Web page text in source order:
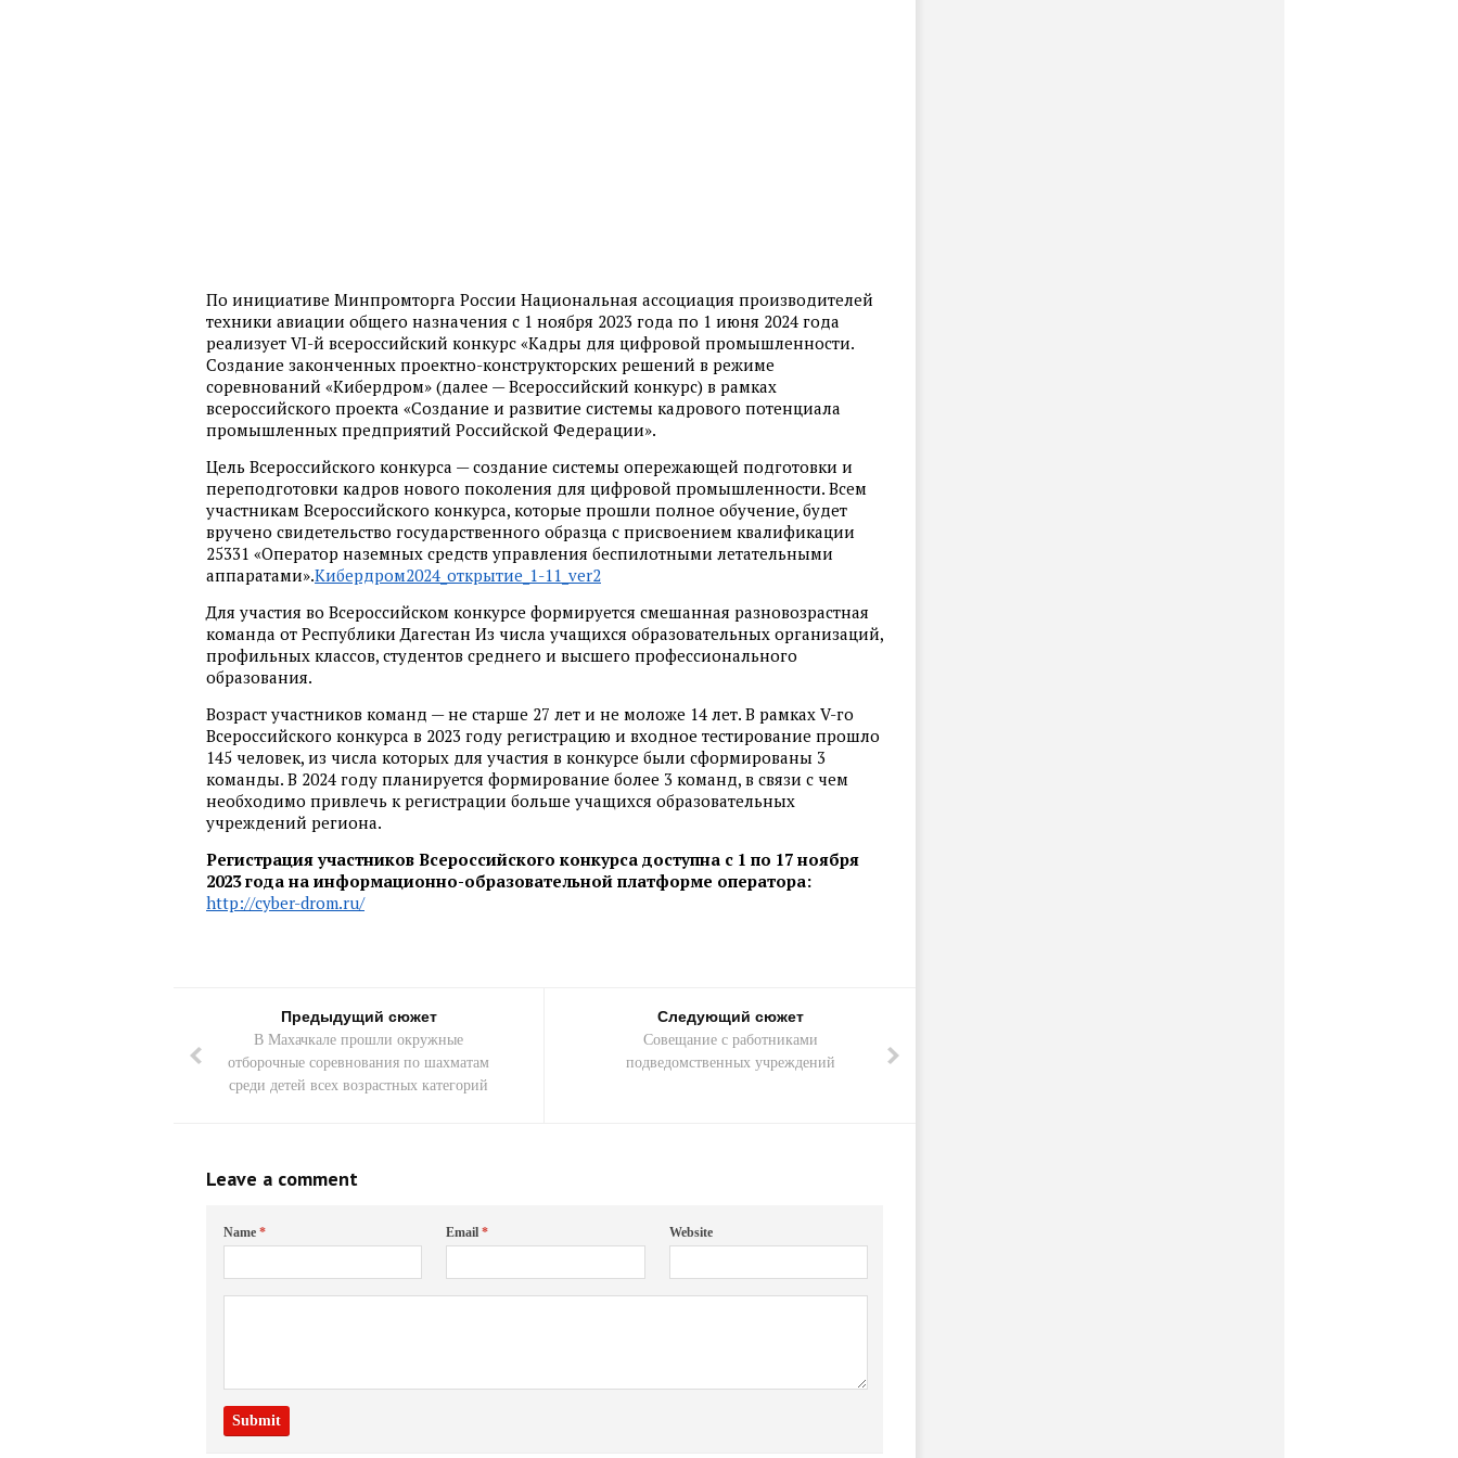
По инициативе Минпромторга России Национальная ассоциация производителей
техники авиации общего назначения с 1 ноября 2023 года по 1 июня 2024 года
реализует VI-й всероссийский конкурс «Кадры для цифровой промышленности.
Создание законченных проектно-конструкторских решений в режиме
соревнований «Кибердром» (далее — Всероссийский конкурс) в рамках
всероссийского проекта «Создание и развитие системы кадрового потенциала
промышленных предприятий Российской Федерации».
Цель Всероссийского конкурса — создание системы опережающей подготовки и
переподготовки кадров нового поколения для цифровой промышленности. Всем
участникам Всероссийского конкурса, которые прошли полное обучение, будет
вручено свидетельство государственного образца с присвоением квалификации
25331 «Оператор наземных средств управления беспилотными летательными
аппаратами».Кибердром2024_открытие_1-11_ver2
Для участия во Всероссийском конкурсе формируется смешанная разновозрастная
команда от Республики Дагестан Из числа учащихся образовательных организаций,
профильных классов, студентов среднего и высшего профессионального
образования.
Возраст участников команд — не старше 27 лет и не моложе 14 лет. В рамках V-го
Всероссийского конкурса в 2023 году регистрацию и входное тестирование прошло
145 человек, из числа которых для участия в конкурсе были сформированы 3
команды. В 2024 году планируется формирование более 3 команд, в связи с чем
необходимо привлечь к регистрации больше учащихся образовательных
учреждений региона.
Регистрация участников Всероссийского конкурса доступна с 1 по 17 ноября
2023 года на информационно-образовательной платформе оператора:
http://cyber-drom.ru/
Предыдущий сюжет
В Махачкале прошли окружные
отборочные соревнования по шахматам
среди детей всех возрастных категорий
Следующий сюжет
Совещание с работниками
подведомственных учреждений
Leave a comment
Name* Email* Website